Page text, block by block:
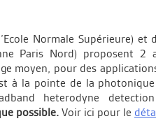
Normale Supérieure) et
Paris Nord) proposent 2
moyen, pour des
à la pointe de la
heterodyne
possible. Voir ici pour le